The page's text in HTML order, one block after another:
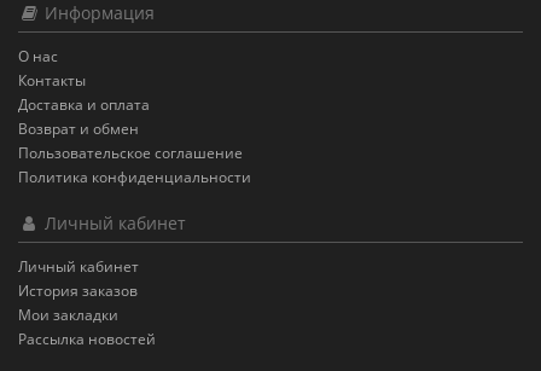
Информация
О нас
Контакты
Доставка и оплата
Возврат и обмен
Пользовательское соглашение
Политика конфиденциальности
Личный кабинет
Личный кабинет
История заказов
Мои закладки
Рассылка новостей